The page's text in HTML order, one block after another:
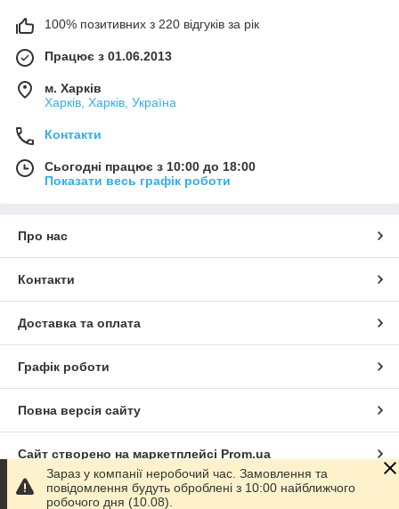
100% позитивних з 220 відгуків за рік
Працює з 01.06.2013
м. Харків
Харків, Харків, Україна
Контакти
Сьогодні працює з 10:00 до 18:00
Показати весь графік роботи
Про нас
Контакти
Доставка та оплата
Графік роботи
Повна версія сайту
Сайт створено на маркетплейсі Prom.ua
Політика конфіденційності
Зараз у компанії неробочий час. Замовлення та
повідомлення будуть оброблені з 10:00 найближчого
робочого дня (10.08).